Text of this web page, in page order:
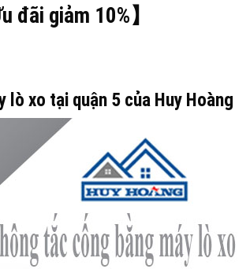
đãi giảm 10%】
xo tại quận 5 của Huy Hoàng